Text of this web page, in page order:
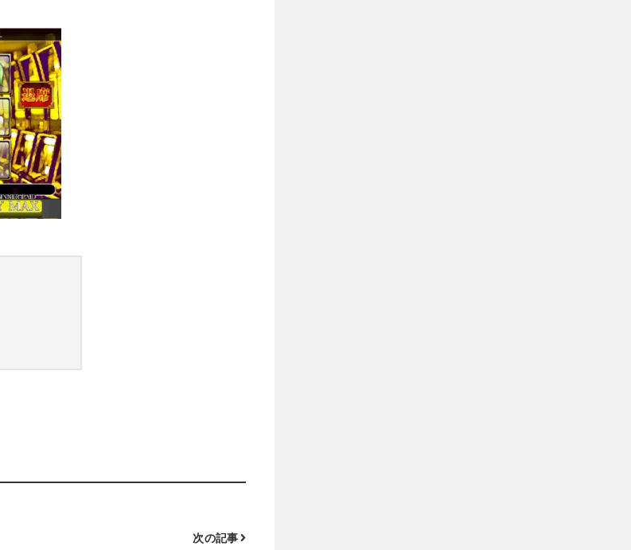
次の記事